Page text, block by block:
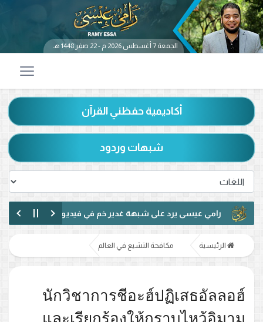
الجمعة 7 أغسطس 2026 م - 22 صفر 1448 هـ
أكاديمية حفظني القرآن
شبهات وردود
رامي عيسى يرد على شبهة غدير خم في فيديو متداول.. ماذا قال عن
الرئيسية مكافحة التشيع في العالم
นักวิชาการชีอะฮ์ปฏิเสธอัลลอฮ์
และเรียกร้องให้กราบไหว้อิมาม